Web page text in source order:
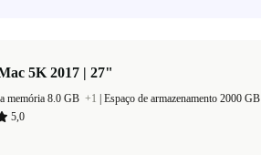
5K 2017 | 27"
memória 8.0 GB +1 Espaço de armazenamento 2000 GB
5,0